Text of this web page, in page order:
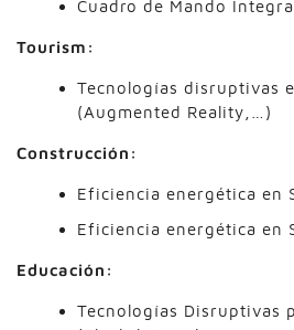
Cuadro de Mando
Tourism:
Tecnologías disruptivas
(Augmented Reality,…)
Construcción:
Eficiencia energética en
Eficiencia energética en
Educación:
Tecnologías Disruptivas